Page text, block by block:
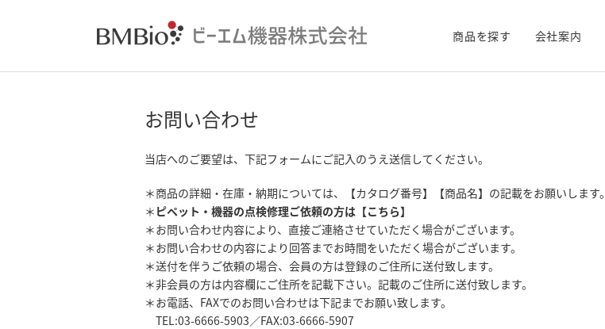
商品を探す 会社案内
お問い合わせ
当店へのご要望は、下記フォームにご記入のうえ送信してください。
＊商品の詳細・在庫・納期については、【カタログ番号】【商品名】の記載をお願いします。
＊ ピペット・機器の点検修理ご依頼の方は【こちら】
＊お問い合わせ内容により、直接ご連絡させていただく場合がございます。
＊お問い合わせの内容により回答までお時間をいただく場合がございます。
＊送付を伴うご依頼の場合、会員の方は登録のご住所に送付致します。
＊非会員の方は内容欄にご住所を記載下さい。記載のご住所に送付致します。
＊お電話、FAXでのお問い合わせは下記までお願い致します。
TEL:03-6666-5903／FAX:03-6666-5907